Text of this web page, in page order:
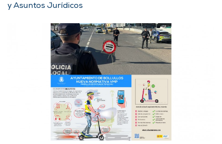
y Asuntos Jurídicos